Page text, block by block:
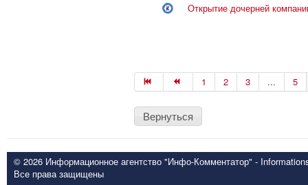
Открытие дочерней
1 2 3 ... 5
Вернуться
© 2026 Информационное агентство "Инфо-Комментатор" -
Все права защищены